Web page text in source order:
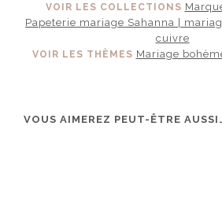
VOIR LES COLLECTIONS
Papeterie mariage Sahanna |
cuivre
VOIR LES THÈMES Mariage
VOUS AIMEREZ PEUT-ÊTRE